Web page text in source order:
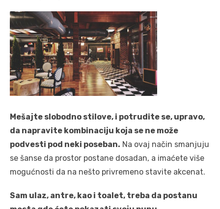
Mešajte slobodno stilove, i potrudite se, upravo,
da napravite kombinaciju koja se ne može
podvesti pod neki poseban. Na ovaj način smanjuju
se šanse da prostor postane dosadan, a imaćete više
mogućnosti da na nešto privremeno stavite akcenat.
Sam ulaz, antre, kao i toalet, treba da postanu